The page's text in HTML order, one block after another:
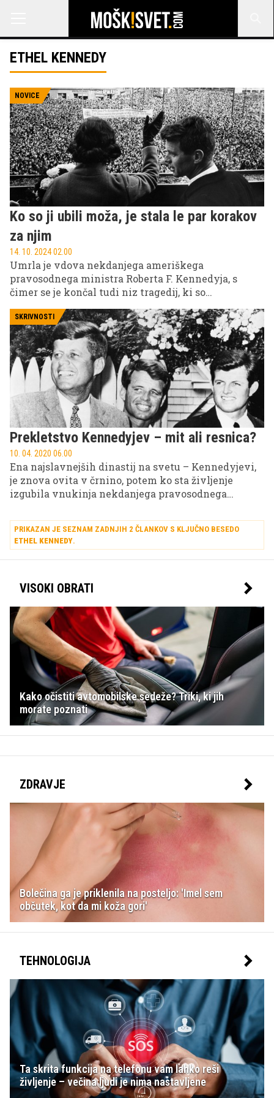
ETHEL KENNEDY
NOVICE
Ko so ji ubili moža, je stala le par korakov
za njim
14. 10. 2024 02.00
Umrla je vdova nekdanjega ameriškega
pravosodnega ministra Roberta F. Kennedyja, s
čimer se je končal tudi niz tragedij, ki so
SKRIVNOSTI
Prekletstvo Kennedyjev – mit ali resnica?
10. 04. 2020 06.00
Ena najslavnejših dinastij na svetu – Kennedyjevi,
je znova ovita v črnino, potem ko sta življenje
izgubila vnukinja nekdanjega pravosodnega
Kennedyja Maeve Kennedy Townsend McKean in
njen komaj osemletni sin Gideon, za katera je bil
usoden Atlantski ocean. Ob toliko nenavadnih in
tragičnih smrti članov te slavne družine se kar
PRIKAZAN JE SEZNAM ZADNJIH 2 ČLANKOV S KLJUČNO BESEDO
ETHEL KENNEDY.
VISOKI OBRATI
Kako očistiti avtomobilske sedeže? Triki, ki jih
morate poznati
ZDRAVJE
Bolečina ga je priklenila na posteljo: 'Imel sem
občutek, kot da mi koža gori'
TEHNOLOGIJA
Ta skrita funkcija na telefonu vam lahko reši
življenje – večina ljudi je nima nastavljene